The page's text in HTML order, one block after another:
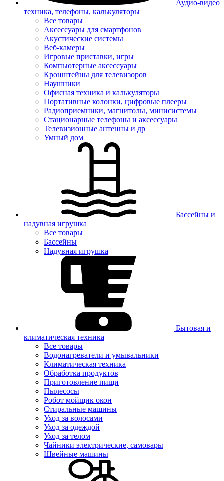
Аудио-видео
техника, телефоны, калькуляторы
Все товары
Аксессуары для смартфонов
Акустические системы
Веб-камеры
Игровые приставки, игры
Компьютерные аксессуары
Кронштейны для телевизоров
Наушники
Офисная техника и калькуляторы
Портативные колонки, цифровые плееры
Радиоприемники, магнитолы, минисистемы
Стационарные телефоны и аксессуары
Телевизионные антенны и др
Умный дом
Бассейны и
надувная игрушка
Все товары
Бассейны
Надувная игрушка
Бытовая и
климатическая техника
Все товары
Водонагреватели и умывальники
Климатическая техника
Обработка продуктов
Приготовление пищи
Пылесосы
Робот мойщик окон
Стиральные машины
Уход за волосами
Уход за одеждой
Уход за телом
Чайники электрические, самовары
Швейные машины